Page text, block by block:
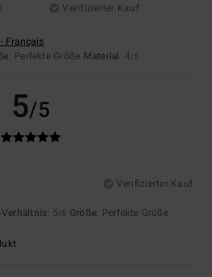
Verifizierter Kauf
Français
: Perfekte Größe Material: 4/5
5/5
Verifizierter Kauf
: 5/5 Größe: Perfekte Größe